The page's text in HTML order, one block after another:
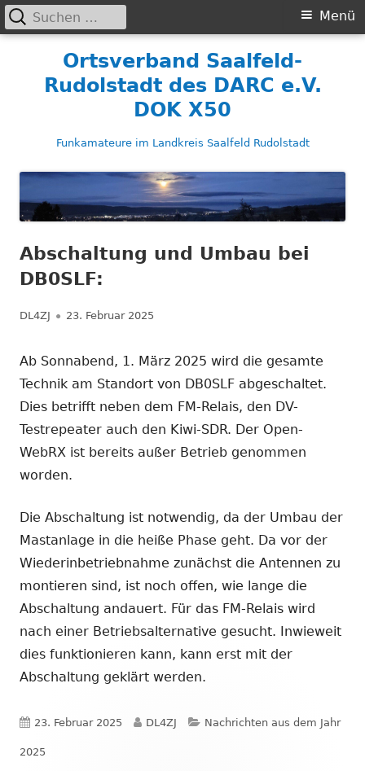
Ortsverband Saalfeld-
Rudolstadt des DARC e.V.
DOK X50
Funkamateure im Landkreis Saalfeld Rudolstadt
Primäres
Menü
Suchen
nach:
Abschaltung und Umbau bei
DB0SLF:
Autor
DL4ZJ Veröffentlicht
23. Februar 2025
Ab Sonnabend, 1. März 2025 wird die gesamte
Technik am Standort von DB0SLF abgeschaltet.
Dies betrifft neben dem FM-Relais, den DV-
Testrepeater auch den Kiwi-SDR. Der Open-
WebRX ist bereits außer Betrieb genommen
worden.
Die Abschaltung ist notwendig, da der Umbau der
Mastanlage in die heiße Phase geht. Da vor der
Wiederinbetriebnahme zunächst die Antennen zu
montieren sind, ist noch offen, wie lange die
Abschaltung andauert. Für das FM-Relais wird
nach einer Betriebsalternative gesucht. Inwieweit
dies funktionieren kann, kann erst mit der
Abschaltung geklärt werden.
Veröffentlicht
am
23. Februar 2025 Autor
DL4ZJ Kategorien
Nachrichten aus dem Jahr
2025